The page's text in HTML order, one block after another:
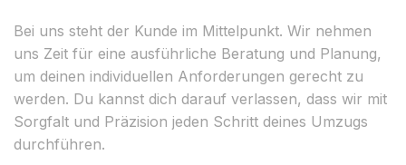
Bei uns steht der Kunde im Mittelpunkt. Wir nehmen
uns Zeit für eine ausführliche Beratung und Planung,
um deinen individuellen Anforderungen gerecht zu
werden. Du kannst dich darauf verlassen, dass wir mit
Sorgfalt und Präzision jeden Schritt deines Umzugs
durchführen.